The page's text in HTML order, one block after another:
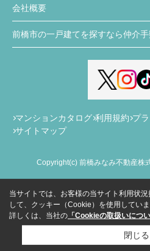
会社概要
前橋市の一戸建てを探すなら仲介
マンションカタログ 利用規約 プ
サイトマップ
Copyright(c) 前橋みなみ不動産株
当サイトでは、お客様の当サイト利用状
して、クッキー（Cookie）を使用していま
詳しくは、当社の 「Cookieの取扱いについ
閉じる